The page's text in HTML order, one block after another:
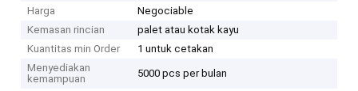
Harga
Negociable
Kemasan rincian
palet atau kotak kayu
Kuantitas min Order
1 untuk cetakan
Menyediakan
kemampuan
5000 pcs per bulan